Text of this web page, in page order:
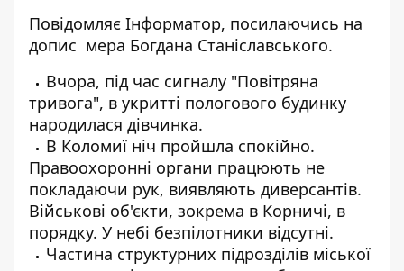
Повідомляє Інформатор, посилаючись на
допис мера Богдана Станіславського.
Вчора, під час сигналу "Повітряна
тривога", в укритті пологового будинку
народилася дівчинка.
В Коломиї ніч пройшла спокійно.
Правоохоронні органи працюють не
покладаючи рук, виявляють диверсантів.
Військові об'єкти, зокрема в Корничі, в
порядку. У небі безпілотники відсутні.
Частина структурних підрозділів міської